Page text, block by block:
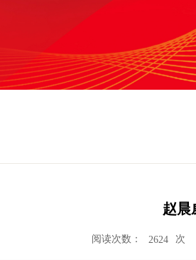
赵晨
阅读次数： 2624 次